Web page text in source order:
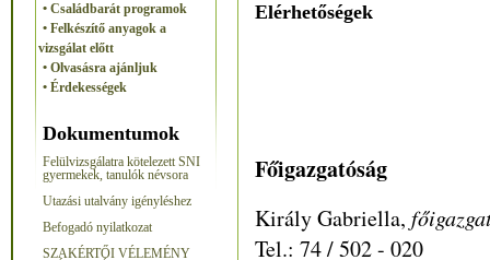
• Családbarát programok
• Felkészítő anyagok a
vizsgálat előtt
• Olvasásra ajánljuk
• Érdekességek
Dokumentumok
Felülvizsgálatra kötelezett SNI
gyermekek, tanulók névsora
Utazási utalvány igényléshez
Befogadó nyilatkozat
SZAKÉRTŐI VÉLEMÉNY
Elérhetőségek
Főigazgatóság
Király Gabriella,
Tel.: 74 / 502 - 020